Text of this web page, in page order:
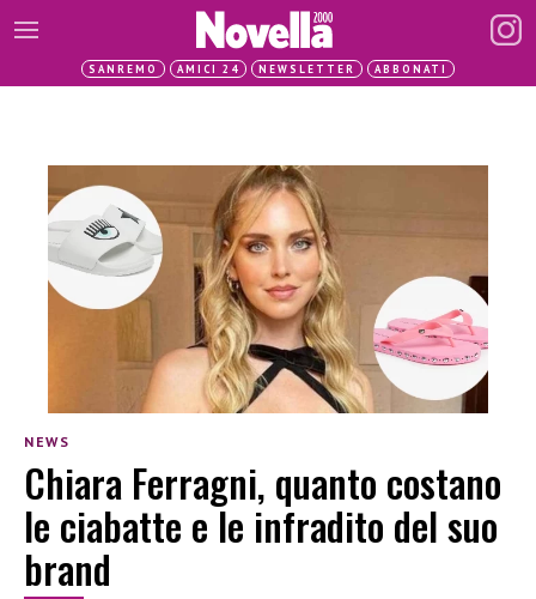
SANREMO AMICI 24 NEWSLETTER ABBONATI
NEWS
Chiara Ferragni, quanto costano
le ciabatte e le infradito del suo
brand